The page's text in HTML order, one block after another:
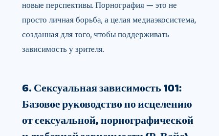
новые перспективы. Порнография — это не
просто личная борьба, а целая медиаэкосистема,
созданная для того, чтобы поддерживать
зависимость у зрителя.
6. Сексуальная зависимость 101:
Базовое руководство по исцелению
от сексуальной, порнографической